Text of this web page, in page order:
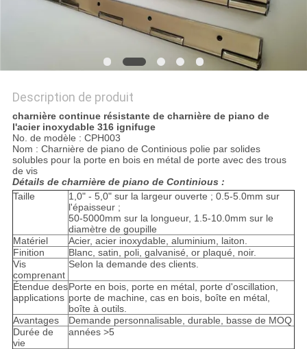
Description de produit
charnière continue résistante de charnière de piano de
l'acier inoxydable 316 ignifuge
No. de modèle : CPH003
Nom : Charnière de piano de Continious polie par solides
solubles pour la porte en bois en métal de porte avec des trous
de vis
Détails de charnière de piano de Continious :
Taille
1,0" - 5,0" sur la largeur ouverte ; 0.5-5.0mm sur
l'épaisseur ;
50-5000mm sur la longueur, 1.5-10.0mm sur le
diamètre de goupille
Matériel
Acier, acier inoxydable, aluminium, laiton.
Finition
Blanc, satin, poli, galvanisé, or plaqué, noir.
Vis
comprenant
Selon la demande des clients.
Étendue des
applications
Porte en bois, porte en métal, porte d'oscillation,
porte de machine, cas en bois, boîte en métal,
boîte à outils.
Avantages
Demande personnalisable, durable, basse de MOQ
Durée de
vie
années >5